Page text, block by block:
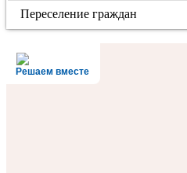
Переселение граждан
Решаем вместе